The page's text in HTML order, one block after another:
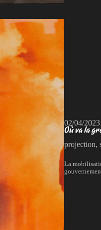
02/04/
Où va la
projection,
La